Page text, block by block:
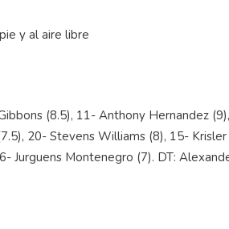
(8.5), 11- Anthony Hernandez
20- Stevens Williams (8), 15-
Jurguens Montenegro (7). DT: